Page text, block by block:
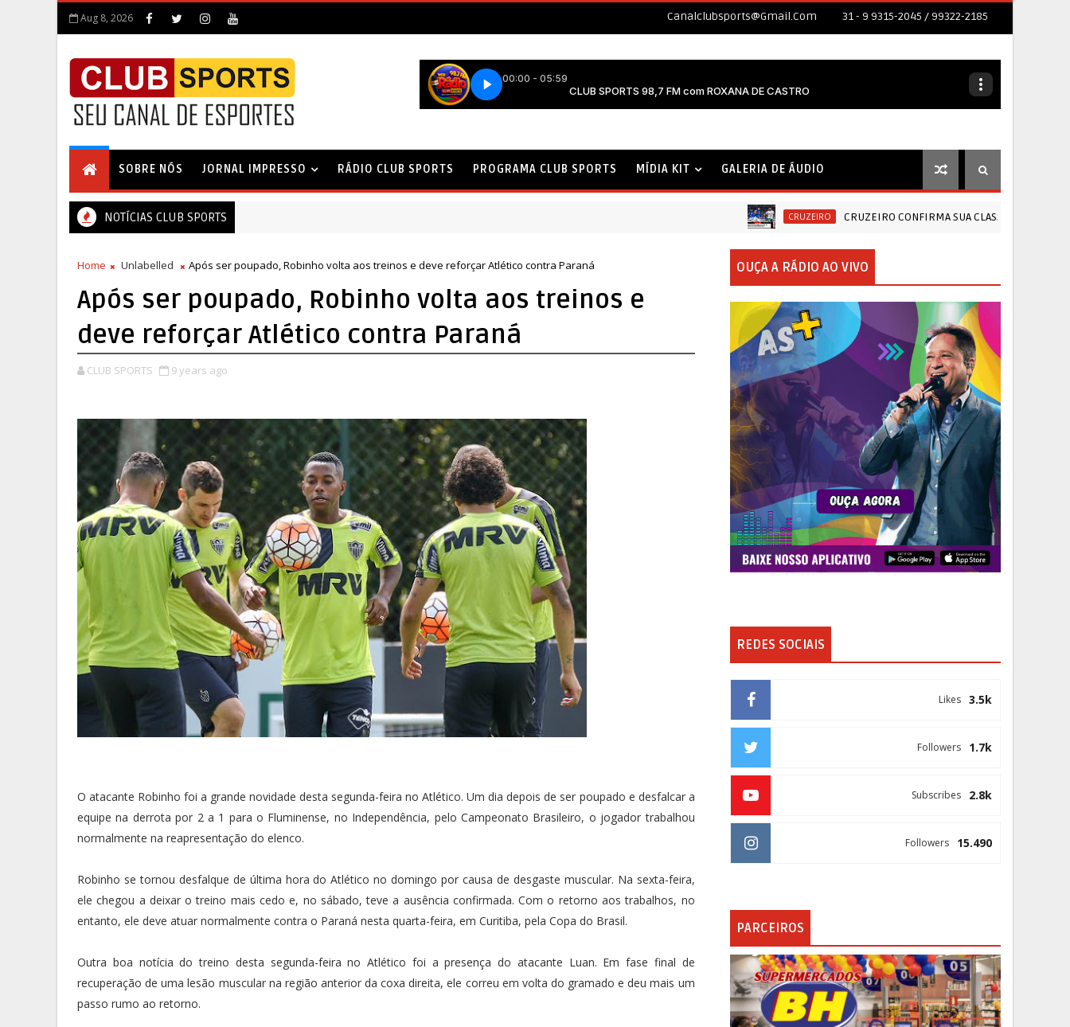
Aug 8, 2026 Canalclubsports@gmail.com 31 - 9 9315-2045 / 99322-2185
SOBRE NÓS JORNAL IMPRESSO RÁDIO CLUB SPORTS PROGRAMA CLUB SPORTS MÍDIA KIT GALERIA DE ÁUDIO
NOTÍCIAS CLUB SPORTS CRUZEIRO CRUZEIRO CONFIRMA SUA CLASSIFICAÇÃO NA COPA DO BRASIL
Home Unlabelled Após ser poupado, Robinho volta aos treinos e deve reforçar Atlético contra Paraná
Após ser poupado, Robinho volta aos treinos e
deve reforçar Atlético contra Paraná
CLUB SPORTS 9 years ago
O atacante Robinho foi a grande novidade desta segunda-feira no Atlético. Um dia depois de ser poupado e desfalcar a
equipe na derrota por 2 a 1 para o Fluminense, no Independência, pelo Campeonato Brasileiro, o jogador trabalhou
normalmente na reapresentação do elenco.
Robinho se tornou desfalque de última hora do Atlético no domingo por causa de desgaste muscular. Na sexta-feira,
ele chegou a deixar o treino mais cedo e, no sábado, teve a ausência confirmada. Com o retorno aos trabalhos, no
entanto, ele deve atuar normalmente contra o Paraná nesta quarta-feira, em Curitiba, pela Copa do Brasil.
Outra boa notícia do treino desta segunda-feira no Atlético foi a presença do atacante Luan. Em fase final de
recuperação de uma lesão muscular na região anterior da coxa direita, ele correu em volta do gramado e deu mais um
passo rumo ao retorno.
OUÇA A RÁDIO AO VIVO
REDES SOCIAIS
3.5k
Likes
1.7k
Followers
2.8k
Subscribes
15.490
Followers
PARCEIROS